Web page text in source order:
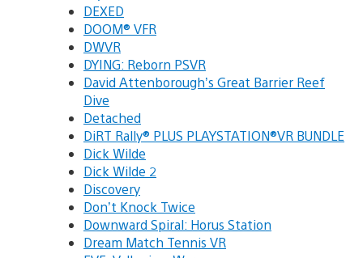
DEXED
DOOM® VFR
DWVR
DYING: Reborn PSVR
David Attenborough’s Great Barrier Reef
Dive
Detached
DiRT Rally® PLUS PLAYSTATION®VR BUNDLE
Dick Wilde
Dick Wilde 2
Discovery
Don’t Knock Twice
Downward Spiral: Horus Station
Dream Match Tennis VR